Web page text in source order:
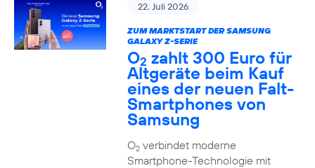
22. Juli 2026
ZUM MARKTSTART DER SAMSUNG
GALAXY Z-SERIE
O2 zahlt 300 Euro für
Altgeräte beim Kauf
eines der neuen Falt-
Smartphones von
Samsung
O2verbindet moderne
Smartphone-Technologie mit